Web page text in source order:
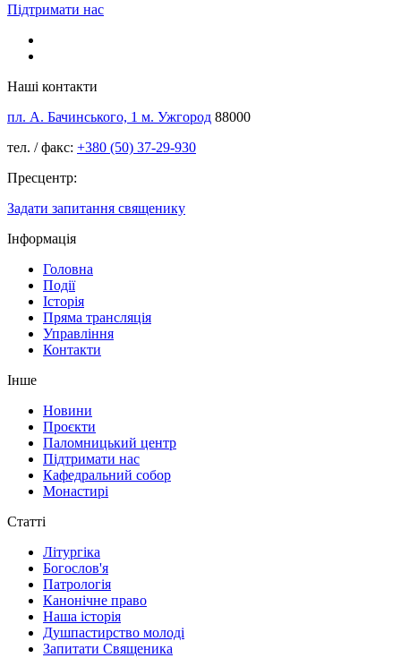
Підтримати нас
Наші контакти
пл. А. Бачинського, 1 м. Ужгород 88000
тел. / факс: +380 (50) 37-29-930
Пресцентр:
Задати запитання священику
Інформація
Головна
Події
Історія
Пряма трансляція
Управління
Контакти
Інше
Новини
Проєкти
Паломницький центр
Підтримати нас
Кафедральний собор
Монастирі
Статті
Літургіка
Богослов'я
Патрологія
Канонічне право
Наша історія
Душпастирство молоді
Запитати Священика